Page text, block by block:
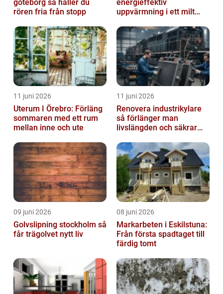
göteborg så håller du
rören fria från stopp
energieffektiv
uppvärmning i ett milt
11 juni 2026
Uterum I Örebro: Förläng
sommaren med ett rum
mellan inne och ute
11 juni 2026
Renovera industrikylare
så förlänger man
livslängden och säkrar
09 juni 2026
Golvslipning stockholm så
får trägolvet nytt liv
08 juni 2026
Markarbeten i Eskilstuna:
Från första spadtaget till
färdig tomt